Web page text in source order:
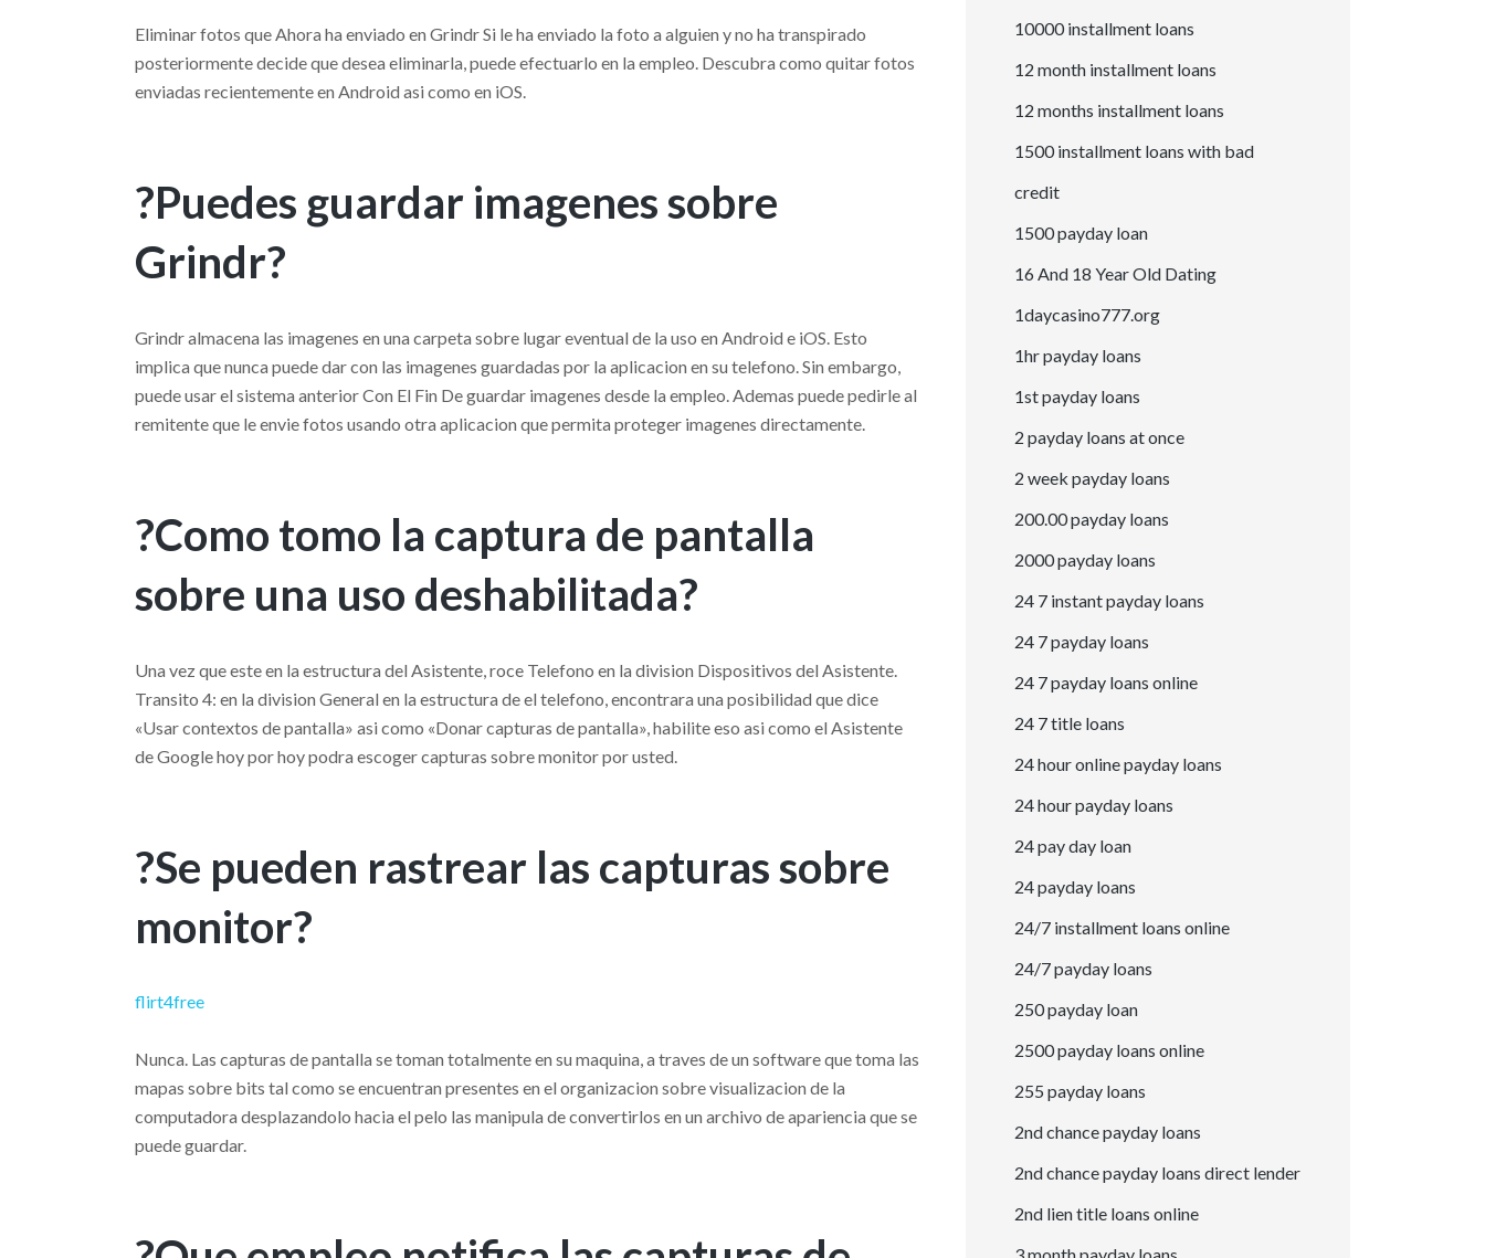
Eliminar fotos que Ahora ha enviado en Grindr Si le ha enviado la foto a alguien y no ha transpirado
posteriormente decide que desea eliminarla, puede efectuarlo en la empleo. Descubra como quitar fotos
enviadas recientemente en Android asi­ como en iOS.
?Puedes guardar imagenes sobre
Grindr?
Grindr almacena las imagenes en una carpeta sobre lugar eventual de la uso en Android e iOS. Esto
implica que nunca puede dar con las imagenes guardadas por la aplicacion en su telefono. Sin embargo,
puede usar el sistema anterior Con El Fin De guardar imagenes desde la empleo. Ademas puede pedirle al
remitente que le envie fotos usando otra aplicacion que permita proteger imagenes directamente.
?Como tomo la captura de pantalla
sobre una uso deshabilitada?
Una vez que este en la estructura del Asistente, roce Telefono en la division Dispositivos del Asistente.
Transito 4: en la division General en la estructura de el telefono, encontrara una posibilidad que dice
«Usar contextos de pantalla» asi­ como «Donar capturas de pantalla», habilite eso asi­ como el Asistente
de Google hoy por hoy podra escoger capturas sobre monitor por usted.
?Se pueden rastrear las capturas sobre
monitor?
flirt4free
Nunca. Las capturas de pantalla se toman totalmente en su maquina, a traves de un software que toma las
mapas sobre bits tal como se encuentran presentes en el organizacion sobre visualizacion de la
computadora desplazandolo hacia el pelo las manipula de convertirlos en un archivo de apariencia que se
puede guardar.
10000 installment loans
12 month installment loans
12 months installment loans
1500 installment loans with bad
credit
1500 payday loan
16 And 18 Year Old Dating
1daycasino777.org
1hr payday loans
1st payday loans
2 payday loans at once
2 week payday loans
200.00 payday loans
2000 payday loans
24 7 instant payday loans
24 7 payday loans
24 7 payday loans online
24 7 title loans
24 hour online payday loans
24 hour payday loans
24 pay day loan
24 payday loans
24/7 installment loans online
24/7 payday loans
250 payday loan
2500 payday loans online
255 payday loans
2nd chance payday loans
2nd chance payday loans direct lender
2nd lien title loans online